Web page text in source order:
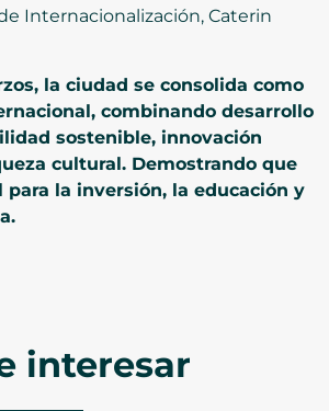
Internacionalización, Caterin
la ciudad se consolida como
combinando desarrollo
sostenible, innovación
cultural. Demostrando que
para la inversión, la educación y
interesar